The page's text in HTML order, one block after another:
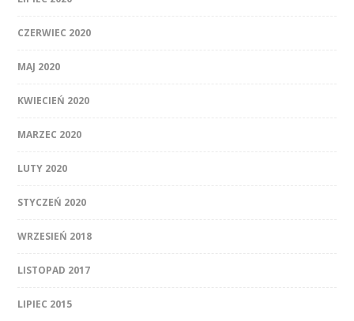
CZERWIEC 2020
MAJ 2020
KWIECIEŃ 2020
MARZEC 2020
LUTY 2020
STYCZEŃ 2020
WRZESIEŃ 2018
LISTOPAD 2017
LIPIEC 2015